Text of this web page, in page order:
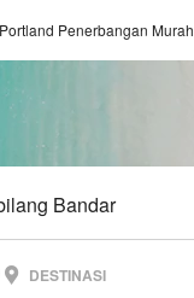
Penerbangan Murah
Bandar
DESTINASI